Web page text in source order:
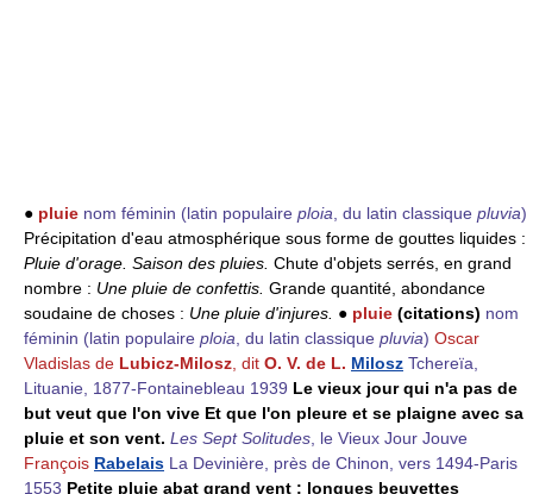
● pluie nom féminin (latin populaire ploia , du latin classique pluvia)
Précipitation d'eau atmosphérique sous forme de gouttes liquides :
Pluie d'orage. Saison des pluies. Chute d'objets serrés, en grand
nombre : Une pluie de confettis. Grande quantité, abondance
soudaine de choses : Une pluie d'injures. ● pluie (citations) nom
féminin (latin populaire ploia , du latin classique pluvia) Oscar
Vladislas de Lubicz-Milosz , dit O. V. de L. Milosz Tchereïa,
Lituanie, 1877-Fontainebleau 1939 Le vieux jour qui n'a pas de
but veut que l'on vive Et que l'on pleure et se plaigne avec sa
pluie et son vent. Les Sept Solitudes , le Vieux Jour Jouve
François Rabelais La Devinière, près de Chinon, vers 1494-Paris
1553 Petite pluie abat grand vent : longues beuvettes